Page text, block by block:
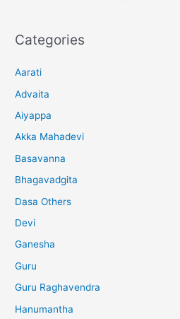
Categories
Aarati
Advaita
Aiyappa
Akka Mahadevi
Basavanna
Bhagavadgita
Dasa Others
Devi
Ganesha
Guru
Guru Raghavendra
Hanumantha